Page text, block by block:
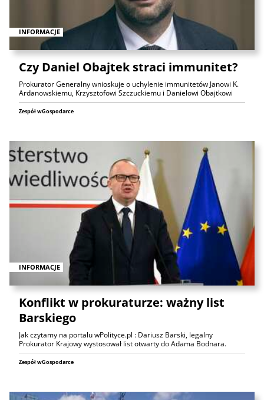
INFORMACJE
Czy Daniel Obajtek straci immunitet?
Prokurator Generalny wnioskuje o uchylenie immunitetów Janowi K.
Ardanowskiemu, Krzysztofowi Szczuckiemu i Danielowi Obajtkowi
Zespół wGospodarce
INFORMACJE
Konflikt w prokuraturze: ważny list
Barskiego
Jak czytamy na portalu wPolityce.pl : Dariusz Barski, legalny
Prokurator Krajowy wystosował list otwarty do Adama Bodnara.
Zespół wGospodarce